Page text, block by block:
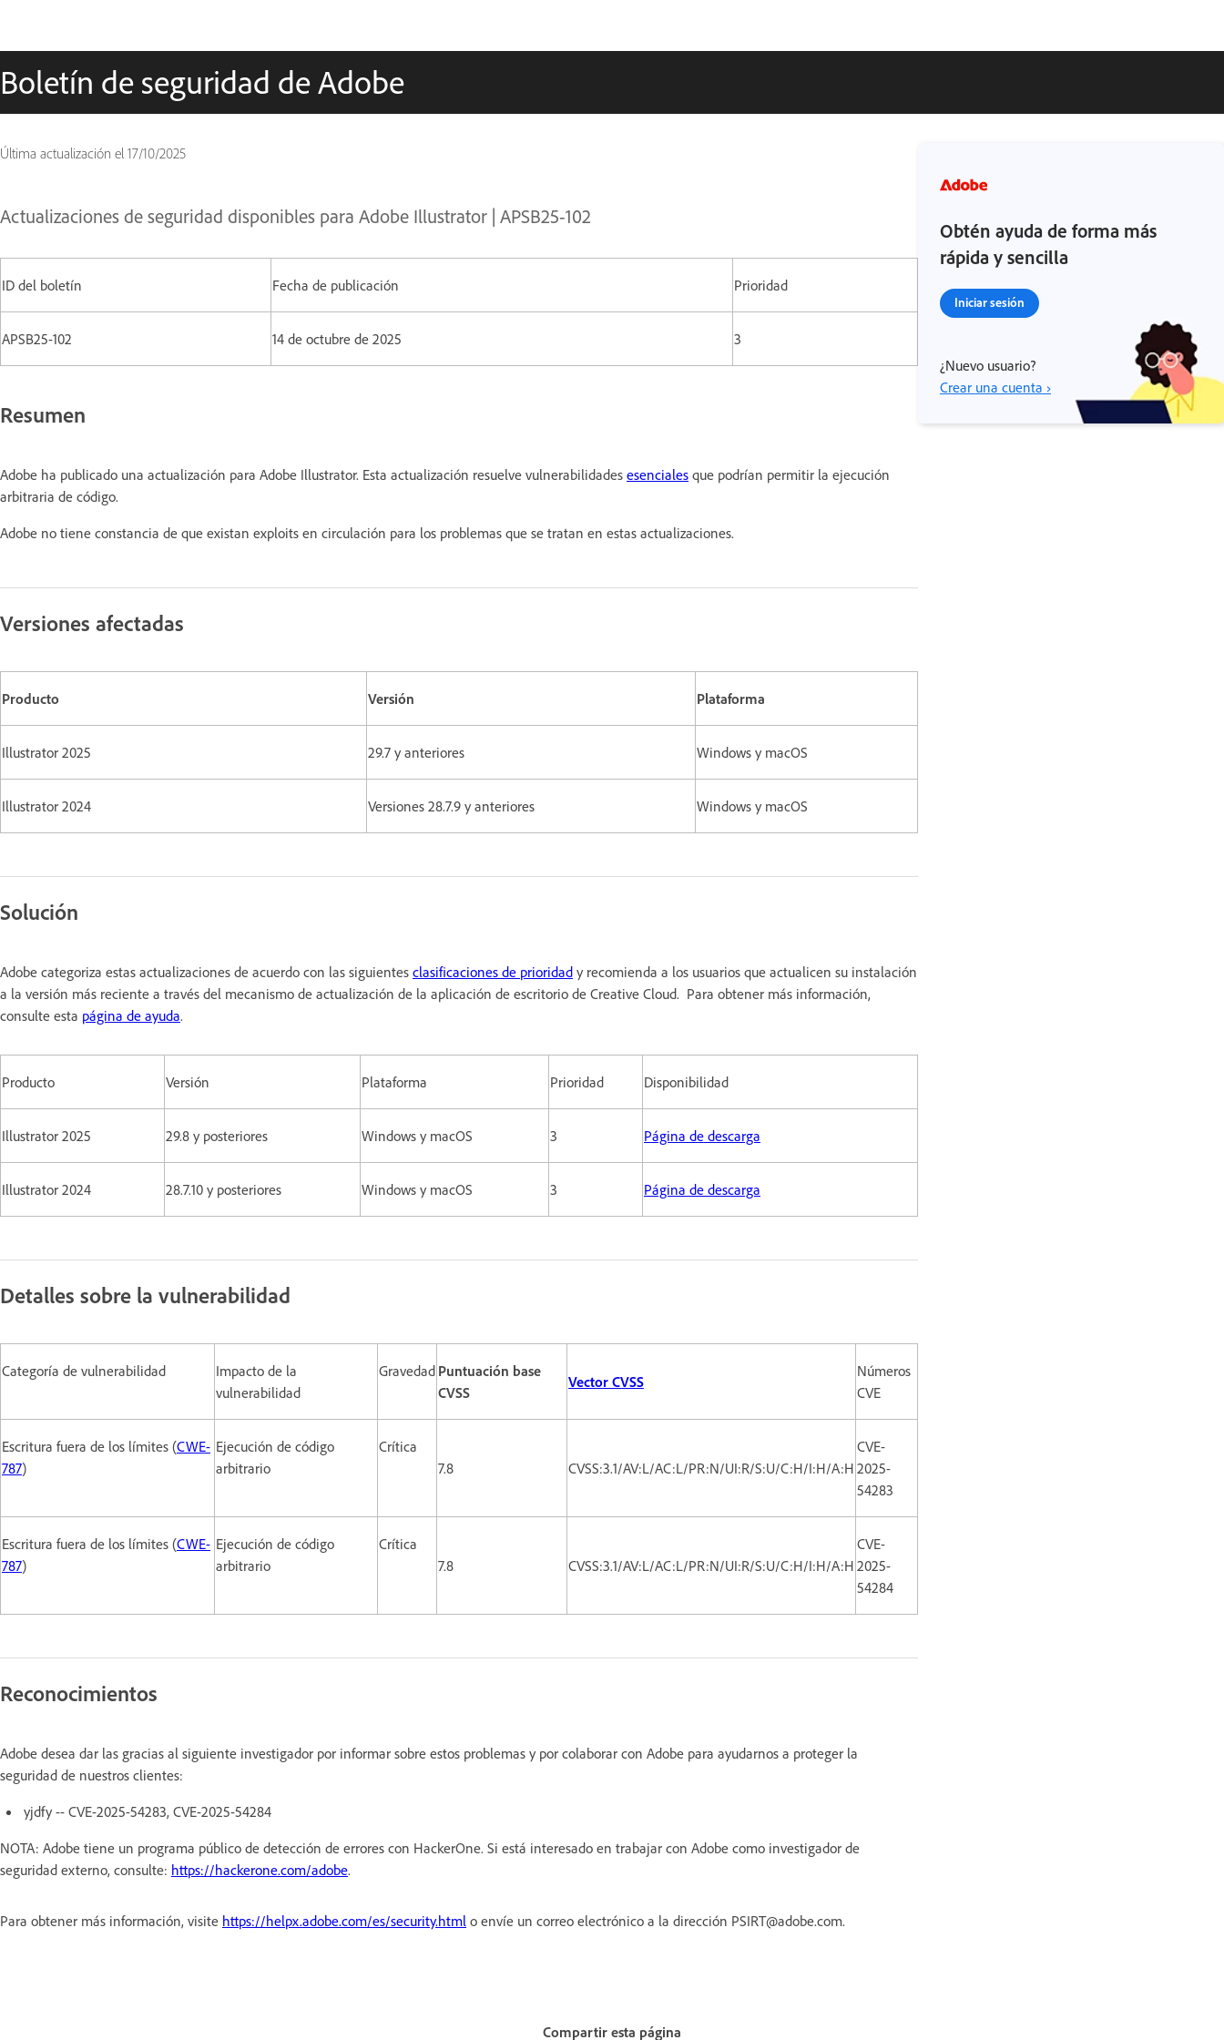
Boletín de seguridad de Adobe
Última actualización el 17/10/2025
Actualizaciones de seguridad disponibles para Adobe Illustrator | APSB25-102
ID del boletín Fecha de publicación Prioridad
APSB25-102 14 de octubre de 2025 3
Resumen
Adobe ha publicado una actualización para Adobe Illustrator. Esta actualización resuelve vulnerabilidades esenciales que podrían permitir la ejecución
arbitraria de código.
Adobe no tiene constancia de que existan exploits en circulación para los problemas que se tratan en estas actualizaciones.
Versiones afectadas
Producto Versión Plataforma
Illustrator 2025 29.7 y anteriores Windows y macOS
Illustrator 2024 Versiones 28.7.9 y anteriores Windows y macOS
Solución
Adobe categoriza estas actualizaciones de acuerdo con las siguientes clasificaciones de prioridad y recomienda a los usuarios que actualicen su instalación
a la versión más reciente a través del mecanismo de actualización de la aplicación de escritorio de Creative Cloud. Para obtener más información,
consulte esta página de ayuda.
Producto Versión Plataforma Prioridad Disponibilidad
Illustrator 2025 29.8 y posteriores Windows y macOS 3 Página de descarga
Illustrator 2024 28.7.10 y posteriores Windows y macOS 3 Página de descarga
Detalles sobre la vulnerabilidad
Categoría de vulnerabilidad
Impacto de la
vulnerabilidad
Gravedad Puntuación base
CVSS
Vector CVSS
Números
CVE
Escritura fuera de los límites (CWE-
787)
Ejecución de código
arbitrario
Crítica
7.8
CVSS:3.1/AV:L/AC:L/PR:N/UI:R/S:U/C:H/I:H/A:H
CVE-
2025-
54283
Escritura fuera de los límites (CWE-
787)
Ejecución de código
arbitrario
Crítica
7.8
CVSS:3.1/AV:L/AC:L/PR:N/UI:R/S:U/C:H/I:H/A:H
CVE-
2025-
54284
Reconocimientos
Adobe desea dar las gracias al siguiente investigador por informar sobre estos problemas y por colaborar con Adobe para ayudarnos a proteger la
seguridad de nuestros clientes:
yjdfy -- CVE-2025-54283, CVE-2025-54284
NOTA: Adobe tiene un programa público de detección de errores con HackerOne. Si está interesado en trabajar con Adobe como investigador de
seguridad externo, consulte: https://hackerone.com/adobe.
Para obtener más información, visite https://helpx.adobe.com/es/security.html o envíe un correo electrónico a la dirección PSIRT@adobe.com.
Obtén ayuda de forma más
rápida y sencilla
Iniciar sesión
¿Nuevo usuario?
Crear una cuenta ›
Compartir esta página